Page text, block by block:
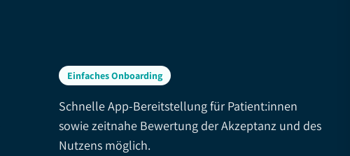
Einfaches Onboarding
Schnelle App-Bereitstellung für Patient:innen
sowie zeitnahe Bewertung der Akzeptanz und des
Nutzens möglich.